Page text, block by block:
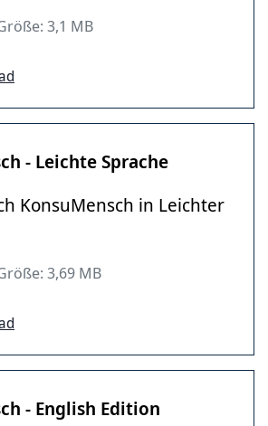
3,1 MB
- Leichte Sprache
KonsuMensch in Leichter
3,69 MB
- English Edition